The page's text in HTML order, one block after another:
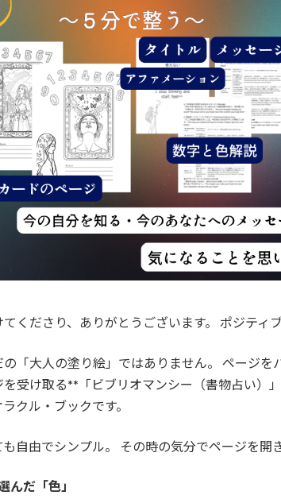
くださり、ありがとうございます。 ポジティ
の「大人の塗り絵」ではありません。 ページ
を受け取る**「ビブリオマンシー（書物占い）
クル・ブックです。
自由でシンプル。 その時の気分でページを開
んだ「色」